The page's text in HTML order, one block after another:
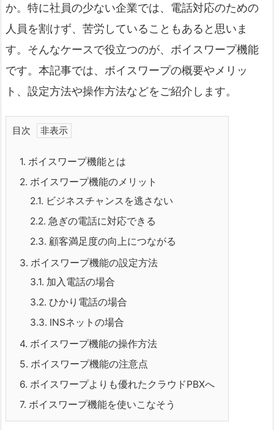
か。特に社員の少ない企業では、電話対応のための
人員を割けず、苦労していることもあると思いま
す。そんなケースで役立つのが、 ボイスワープ機能
です。本記事では、ボイスワープの概要やメリッ
ト、設定方法や操作方法などをご紹介します。
目次
1. ボイスワープ機能とは
2. ボイスワープ機能のメリット
2.1. ビジネスチャンスを逃さない
2.2. 急ぎの電話に対応できる
2.3. 顧客満足度の向上につながる
3. ボイスワープ機能の設定方法
3.1. 加入電話の場合
3.2. ひかり電話の場合
3.3. INSネットの場合
4. ボイスワープ機能の操作方法
5. ボイスワープ機能の注意点
6. ボイスワープよりも優れたクラウドPBXへ
7. ボイスワープ機能を使いこなそう